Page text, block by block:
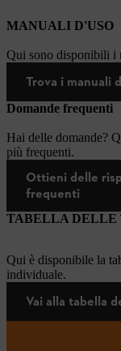
MANUALI D'USO
Qui sono disponibili i
Trova i manuali
Domande frequenti
Hai delle domande?
più frequenti.
Ottieni delle
frequenti
TABELLA DELLE
Qui è disponibile la
individuale.
Vai alla tabella